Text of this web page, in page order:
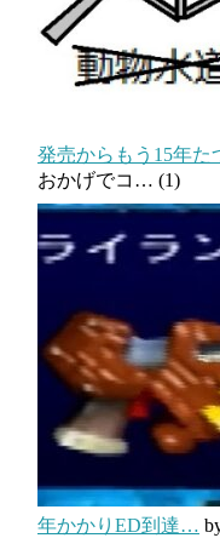
発売からもう15年た
おかげでコ… (1)
年かかりED到達…